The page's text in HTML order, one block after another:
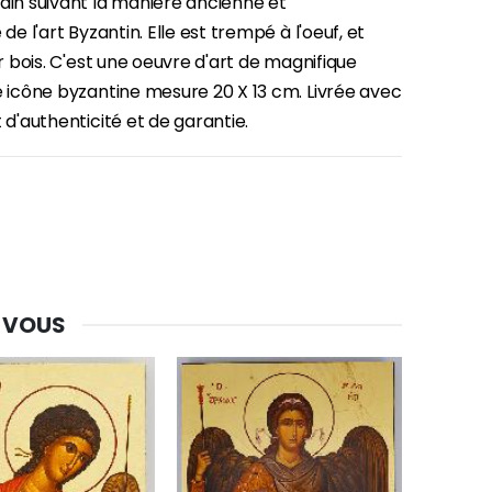
Eau de Lourdes 1 Litre
€9.60
-20%
l'art Byzantin. Elle est trempé à l'oeuf, et
bois. C'est une oeuvre d'art de magnifique
byzantine mesure 20 X 13 cm. Livrée avec
et de garantie.